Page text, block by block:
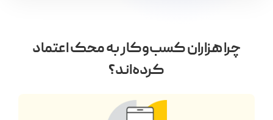
چرا هزاران کسب‌وکار به محک اعتماد
کرده‌اند؟